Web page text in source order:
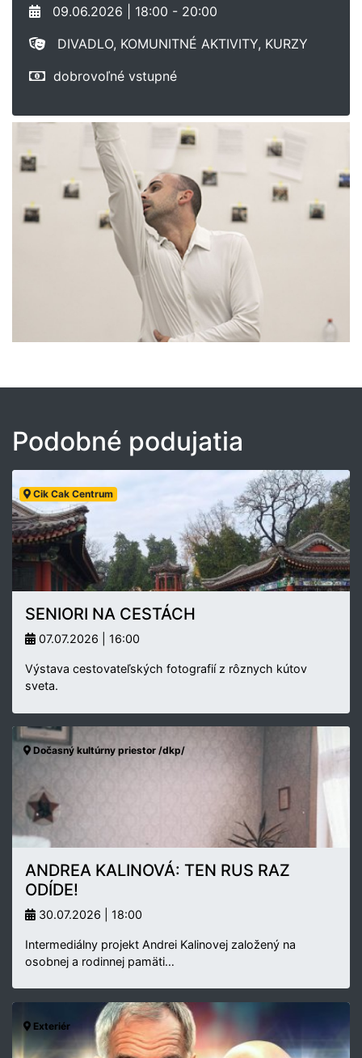
09.06.2026 | 18:00 - 20:00
DIVADLO, KOMUNITNÉ AKTIVITY, KURZY
dobrovoľné vstupné
Podobné podujatia
Cik Cak Centrum
SENIORI NA CESTÁCH
07.07.2026 | 16:00
Výstava cestovateľských fotografií z rôznych kútov
sveta.
Dočasný kultúrny priestor /dkp/
ANDREA KALINOVÁ: TEN RUS RAZ
ODÍDE!
30.07.2026 | 18:00
Intermediálny projekt Andrei Kalinovej založený na
osobnej a rodinnej pamäti…
Exteriér